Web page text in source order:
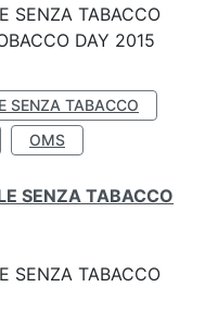
SENZA TABACCO
DAY 2015
SENZA TABACCO
OMS
SENZA TABACCO
SENZA TABACCO